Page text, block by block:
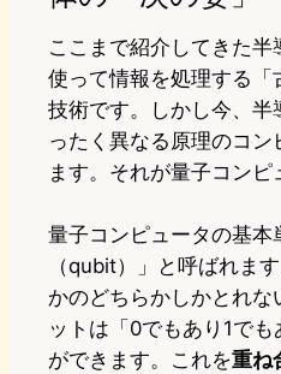
ここまで紹介してきた
使って情報を処理する
技術です。しかし今、半
ったく異なる原理のコ
ます。それが量子コンピ
量子コンピュータの基本
（qubit）」と呼ばれま
かのどちらかしかとれ
ットは「0でもあり1で
ができます。これを重ね